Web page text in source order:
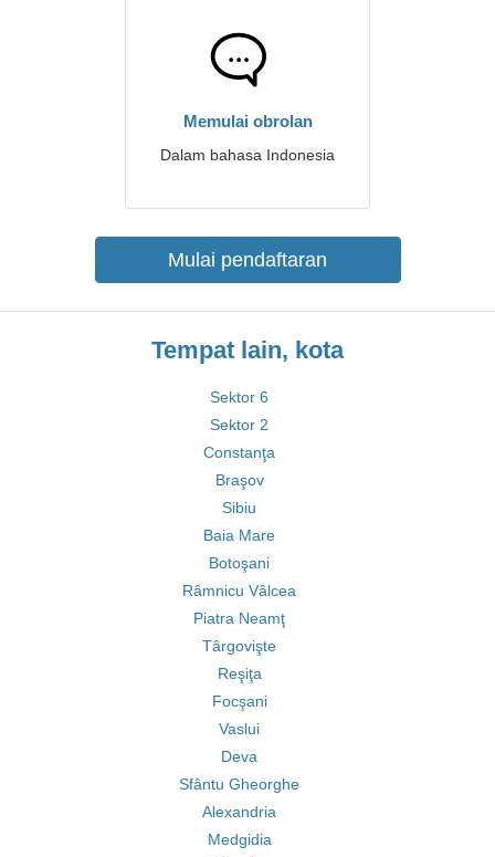
Memulai obrolan
Dalam bahasa Indonesia
Mulai pendaftaran
Tempat lain, kota
Sektor 6
Sektor 2
Constanţa
Braşov
Sibiu
Baia Mare
Botoşani
Râmnicu Vâlcea
Piatra Neamţ
Târgovişte
Reşiţa
Focşani
Vaslui
Deva
Sfântu Gheorghe
Alexandria
Medgidia